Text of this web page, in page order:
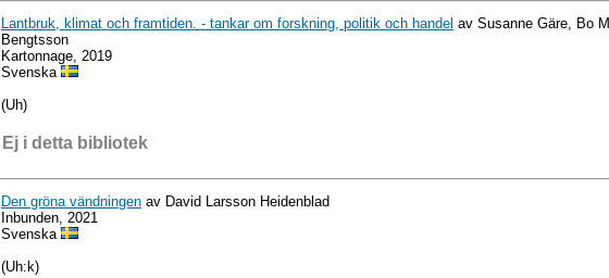
Lantbruk, klimat och framtiden. - tankar om forskning, politik och handel av Susanne Gäre, Bo MI
Bengtsson
Kartonnage, 2019
Svenska
(Uh)
Ej i detta bibliotek
Den gröna vändningen av David Larsson Heidenblad
Inbunden, 2021
Svenska
(Uh:k)